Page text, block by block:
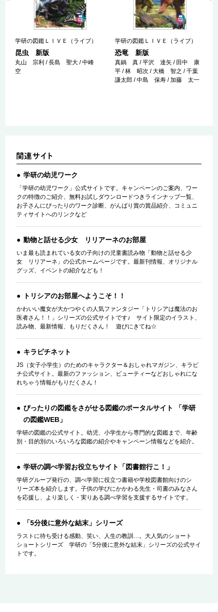
学研の図鑑ＬＩＶＥ（ライブ）
昆虫 新版
丸山 宗利 / 長島 聖大 / 中峰
空
学研の図鑑ＬＩＶＥ（ライブ）
恐竜 新版
真鍋 真 / 平沢 達矢 / 田中 康
平 / 林 昭次 / 大橋 智之 / 千葉
謙太郎 / 中島 保寿 / 加藤 太一
学研の幼児ワーク
「学研の幼児ワーク」公式サイトです。キャンペーンのご案内、ワー
クの特徴のご紹介、無料お試しダウンロードつきラインナップ一覧、
お子さんにぴったりのワーク診断、がんばり賞の賞品紹介、コミュニ
ティサイトへのリンクなど
動物と話せる少女 リリアーネのお部屋
いま最も読まれている女の子向けの児童書読み物「動物と話せる少
女 リリアーネ」の公式ホームページです。最新刊情報、オリジナル
グッズ、イベントの紹介なども！
トリシアのお部屋へようこそ！！
かわいい魔女が大かつやくの人気ファンタジー「トリシアは魔法のお
医者さん！！」シリーズの公式サイトです♪ サイト限定のイラスト、
読み物、最新情報、もりだくさん！ 遊びにきてね☆
キラピチネット
JS（女子小学生）のためのキャラクター＆おしゃれマガジン、キラピ
チ公式サイト。最新のファッション、ビューティーなどおしゃれにな
れちゃう情報がもりだくさん！
ぴったりの図鑑をさがせる図鑑のポータルサイト 「学研
の図鑑WEB」
学研の図鑑の公式サイト。幼児、小学生から専門的な図鑑まで、年齢
別・目的別のいろいろな図鑑の紹介やキャンペーン情報などを紹介。
学研の調べ学習お役立ちサイト「図書館行こ！」
学研グループ発行の、調べ学習に役立つ書籍や学校図書館向けのシ
リーズ本を紹介します。子供の学びにかかわる先生・司書のみなさん
を応援し、より楽しく・実りある調べ学習を支援するサイトです。
「5分後に意外な結末」シリーズ
ラストに待ち受ける感動、笑い、人生の教訓…。大人気のショート
ショートシリーズ 学研の「5分後に意外な結末」シリーズの公式サイ
トです。